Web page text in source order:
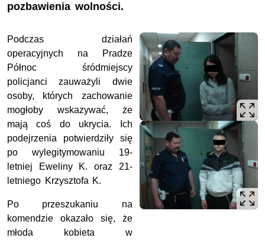
pozbawienia wolności.
Podczas działań
operacyjnych na Pradze
Północ śródmiejscy
policjanci zauważyli dwie
osoby, których zachowanie
mogłoby wskazywać, że
mają coś do ukrycia. Ich
podejrzenia potwierdziły się
po wylegitymowaniu 19-
letniej Eweliny K. oraz 21-
letniego Krzysztofa K.
Po przeszukaniu na
komendzie okazało się, że
młoda kobieta w